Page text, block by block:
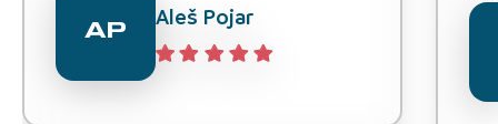
AP Aleš Pojar